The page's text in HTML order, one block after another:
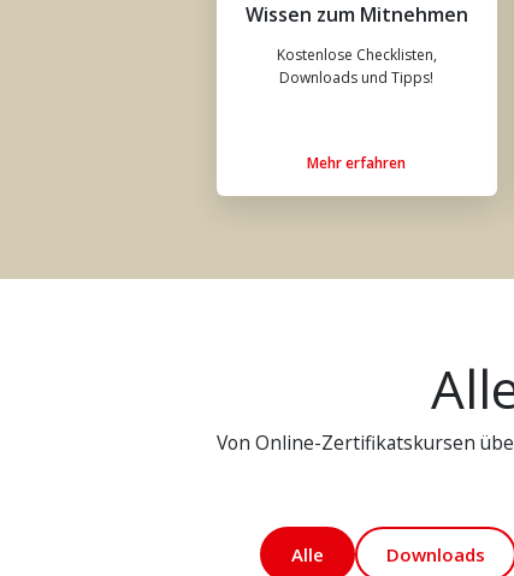
Wissen zum Mitnehmen
Kostenlose Checklisten,
Downloads und Tipps!
Mehr erfahren
Von Online-Zertifikatskursen
Alle Downloads